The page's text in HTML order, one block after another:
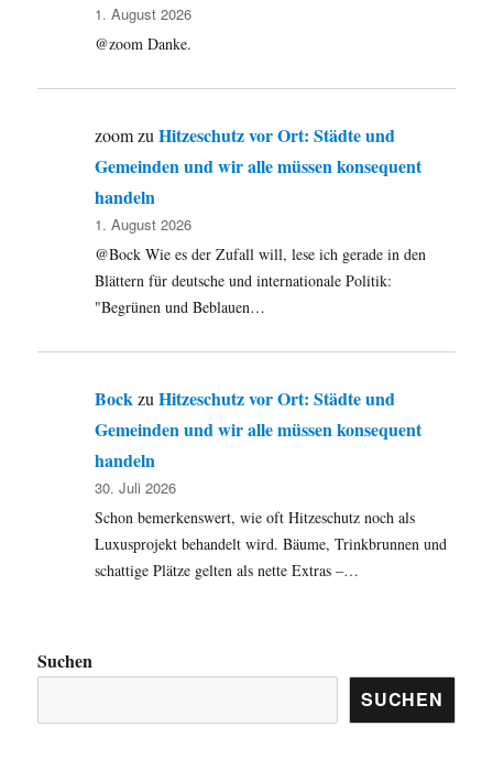
1. August 2026
@zoom Danke.
zoomzuHitzeschutz vor Ort: Städte und
Gemeinden und wir alle müssen konsequent
handeln
1. August 2026
@Bock Wie es der Zufall will, lese ich gerade in den
Blättern für deutsche und internationale Politik:
"Begrünen und Beblauen…
BockzuHitzeschutz vor Ort: Städte und
Gemeinden und wir alle müssen konsequent
handeln
30. Juli 2026
Schon bemerkenswert, wie oft Hitzeschutz noch als
Luxusprojekt behandelt wird. Bäume, Trinkbrunnen und
schattige Plätze gelten als nette Extras –…
Suchen
SUCHEN